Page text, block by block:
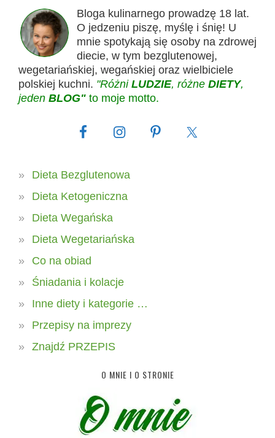
Bloga kulinarnego prowadzę 18 lat.
O jedzeniu piszę, myślę i śnię! U
mnie spotykają się osoby na zdrowej
diecie, w tym bezglutenowej,
wegetariańskiej, wegańskiej oraz wielbiciele
polskiej kuchni. "Różni LUDZIE, różne DIETY,
jeden BLOG" to moje motto.
Dieta Bezglutenowa
Dieta Ketogeniczna
Dieta Wegańska
Dieta Wegetariańska
Co na obiad
Śniadania i kolacje
Inne diety i kategorie …
Przepisy na imprezy
Znajdź PRZEPIS
O MNIE I O STRONIE